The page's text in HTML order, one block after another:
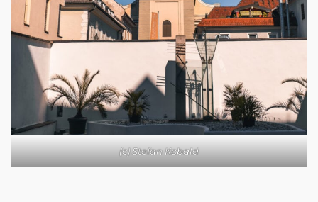
(c) Stefan Kobald